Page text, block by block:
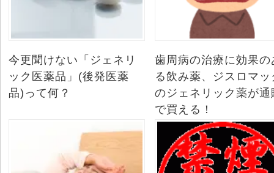
今更聞けない「ジェネリ
ック医薬品」(後発医薬
品)って何？
歯周病の治療に効果の
る飲み薬、ジスロマッ
のジェネリック薬が通
で買える！